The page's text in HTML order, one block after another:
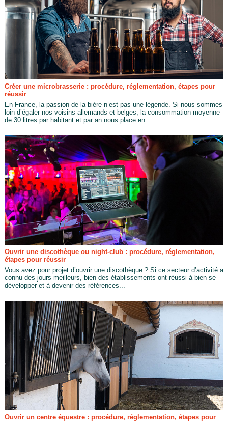
Créer une microbrasserie : procédure, réglementation, étapes pour
réussir
En France, la passion de la bière n’est pas une légende. Si nous sommes
loin d’égaler nos voisins allemands et belges, la consommation moyenne
de 30 litres par habitant et par an nous place en...
Ouvrir une discothèque ou night-club : procédure, réglementation,
étapes pour réussir
Vous avez pour projet d’ouvrir une discothèque ? Si ce secteur d’activité a
connu des jours meilleurs, bien des établissements ont réussi à bien se
développer et à devenir des références...
Ouvrir un centre équestre : procédure, réglementation, étapes pour